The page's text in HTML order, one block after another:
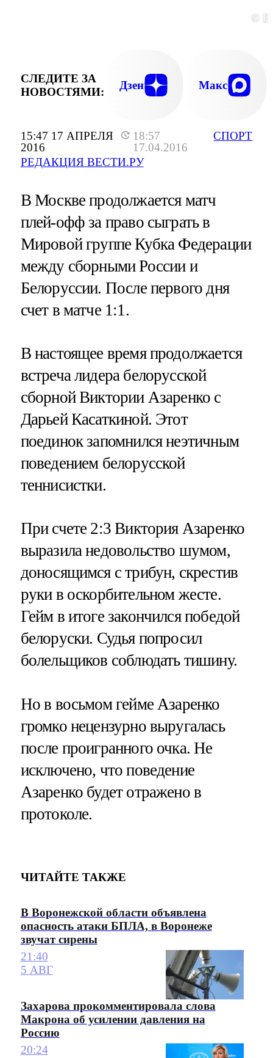
15:47 17 АПРЕЛЯ
2016
18:57
17.04.2016
РЕДАКЦИЯ ВЕСТИ.РУ
СПОРТ
©
СЛЕДИТЕ ЗА
НОВОСТЯМИ:
Дзен Макс
В Москве продолжается матч
плей-офф за право сыграть в
Мировой группе Кубка Федерации
между сборными России и
Белоруссии. После первого дня
счет в матче 1:1.
В настоящее время продолжается
встреча лидера белорусской
сборной Виктории Азаренко с
Дарьей Касаткиной. Этот
поединок запомнился неэтичным
поведением белорусской
теннисистки.
При счете 2:3 Виктория Азаренко
выразила недовольство шумом,
доносящимся с трибун, скрестив
руки в оскорбительном жесте.
Гейм в итоге закончился победой
белоруски. Судья попросил
болельщиков соблюдать тишину.
Но в восьмом гейме Азаренко
громко нецензурно выругалась
после проигранного очка. Не
исключено, что поведение
Азаренко будет отражено в
протоколе.
ЧИТАЙТЕ ТАКЖЕ
В Воронежской области объявлена
опасность атаки БПЛА, в Воронеже
звучат сирены
21:40
5 АВГ
Захарова прокомментировала слова
Макрона об усилении давления на
Россию
20:24